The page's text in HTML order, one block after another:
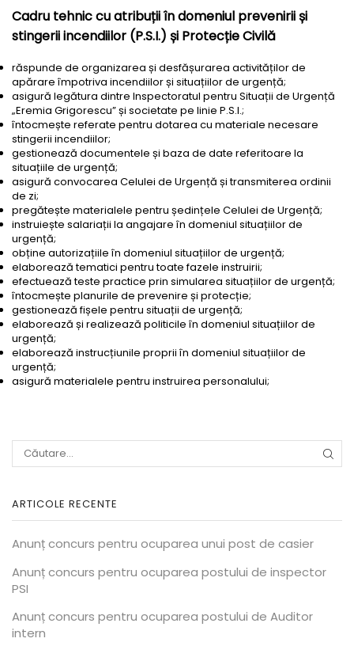
Cadru tehnic cu atribuții în domeniul prevenirii și
stingerii incendiilor (P.S.I.) și Protecție Civilă
răspunde de organizarea și desfășurarea activităților de
apărare împotriva incendiilor și situațiilor de urgență;
asigură legătura dintre Inspectoratul pentru Situații de Urgență
„Eremia Grigorescu” și societate pe linie P.S.I.;
întocmește referate pentru dotarea cu materiale necesare
stingerii incendiilor;
gestionează documentele și baza de date referitoare la
situațiile de urgență;
asigură convocarea Celulei de Urgență și transmiterea ordinii
de zi;
pregătește materialele pentru ședințele Celulei de Urgență;
instruiește salariații la angajare în domeniul situațiilor de
urgență;
obține autorizațiile în domeniul situațiilor de urgență;
elaborează tematici pentru toate fazele instruirii;
efectuează teste practice prin simularea situațiilor de urgență;
întocmește planurile de prevenire și protecție;
gestionează fișele pentru situații de urgență;
elaborează și realizează politicile în domeniul situațiilor de
urgență;
elaborează instrucțiunile proprii în domeniul situațiilor de
urgență;
asigură materialele pentru instruirea personalului;
ARTICOLE RECENTE
Anunț concurs pentru ocuparea unui post de casier
Anunț concurs pentru ocuparea postului de inspector
PSI
Anunț concurs pentru ocuparea postului de Auditor
intern